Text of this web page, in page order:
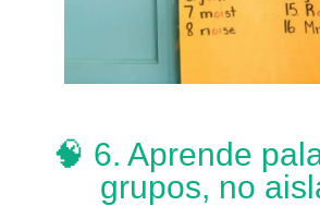
🧠 6. Aprende
grupos, no